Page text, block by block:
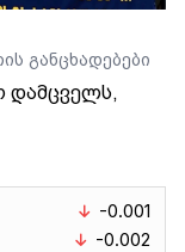
განცხადებები
დამცველს,
-0.001
-0.002